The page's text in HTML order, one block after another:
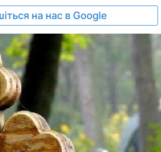
на нас в Google